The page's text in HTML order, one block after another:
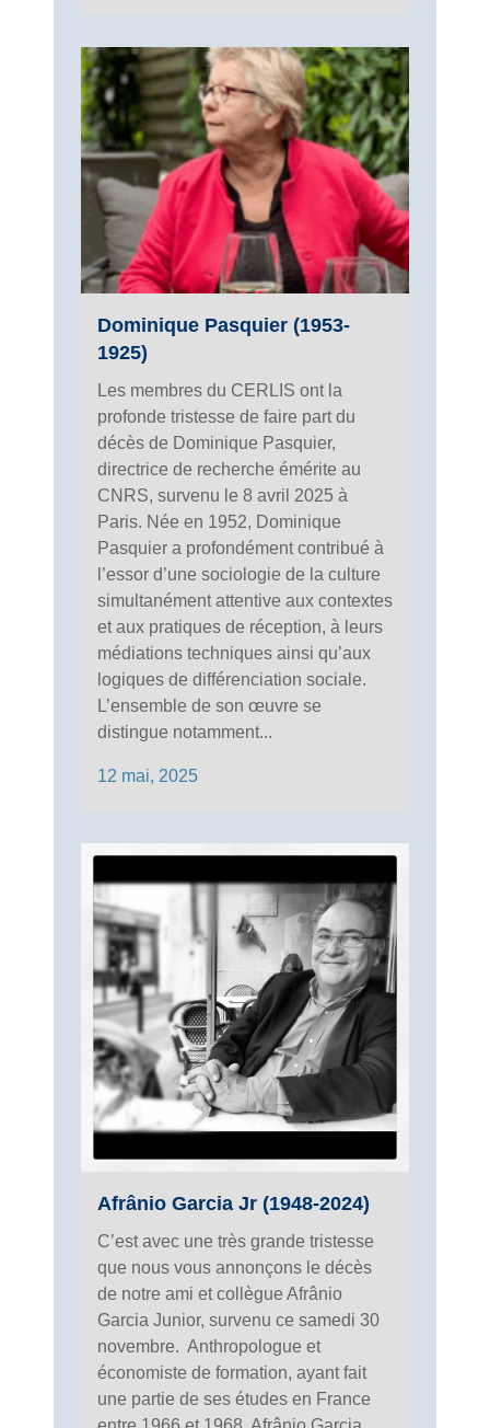
Dominique Pasquier (1953-
1925)
Les membres du CERLIS ont la
profonde tristesse de faire part du
décès de Dominique Pasquier,
directrice de recherche émérite au
CNRS, survenu le 8 avril 2025 à
Paris. Née en 1952, Dominique
Pasquier a profondément contribué à
l’essor d’une sociologie de la culture
simultanément attentive aux contextes
et aux pratiques de réception, à leurs
médiations techniques ainsi qu’aux
logiques de différenciation sociale.
L’ensemble de son œuvre se
distingue notamment...
12 mai, 2025
Afrânio Garcia Jr (1948-2024)
C’est avec une très grande tristesse
que nous vous annonçons le décès
de notre ami et collègue Afrânio
Garcia Junior, survenu ce samedi 30
novembre. Anthropologue et
économiste de formation, ayant fait
une partie de ses études en France